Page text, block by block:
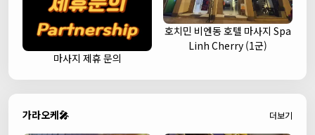
마사지 제휴 문의
호치민 비엔동 호텔 마사지 Spa
Linh Cherry (1군)
가라오케🎤 더보기